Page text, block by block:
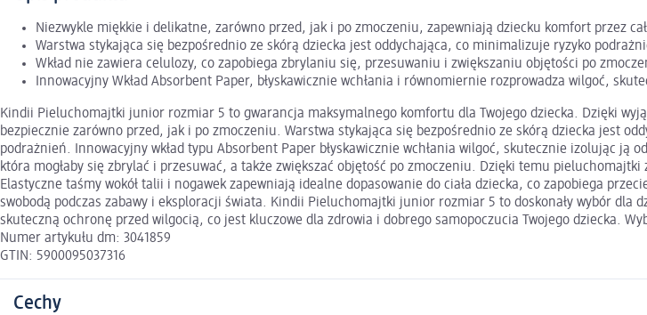
Niezwykle miękkie i delikatne, zarówno przed, jak i po zmoczeniu, zapewniają dziecku komfort przez
Warstwa stykająca się bezpośrednio ze skórą dziecka jest oddychająca, co minimalizuje ryzyko
Wkład nie zawiera celulozy, co zapobiega zbrylaniu się, przesuwaniu i zwiększaniu objętości po
Innowacyjny Wkład Absorbent Paper, błyskawicznie wchłania i równomiernie rozprowadza wilgoć,
Kindii Pieluchomajtki junior rozmiar 5 to gwarancja maksymalnego komfortu dla Twojego dziecka. Dzięki
bezpiecznie zarówno przed, jak i po zmoczeniu. Warstwa stykająca się bezpośrednio ze skórą dziecka jest
podrażnień. Innowacyjny wkład typu Absorbent Paper błyskawicznie wchłania wilgoć, skutecznie izolując ją
która mogłaby się zbrylać i przesuwać, a także zwiększać objętość po zmoczeniu. Dzięki temu
Elastyczne taśmy wokół talii i nogawek zapewniają idealne dopasowanie do ciała dziecka, co zapobiega
swobodą podczas zabawy i eksploracji świata. Kindii Pieluchomajtki junior rozmiar 5 to doskonały wybór dla
skuteczną ochronę przed wilgocią, co jest kluczowe dla zdrowia i dobrego samopoczucia Twojego dziecka.
Numer artykułu dm: 3041859
GTIN: 5900095037316
Cechy